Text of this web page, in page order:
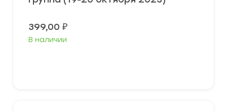
399,00 ₽
В наличии